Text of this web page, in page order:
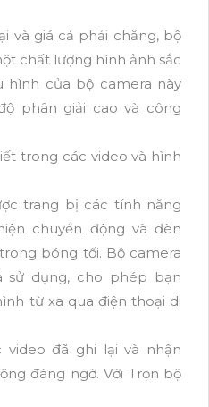
và giá cả phải chăng, bộ
chất lượng hình ảnh sắc
hình của bộ camera này
phân giải cao và công
trong các video và hình
trang bị các tính năng
chuyển động và đèn
bóng tối. Bộ camera
sử dụng, cho phép bạn
từ xa qua điện thoại di
đã ghi lại và nhận
đáng ngờ. Với Trọn bộ